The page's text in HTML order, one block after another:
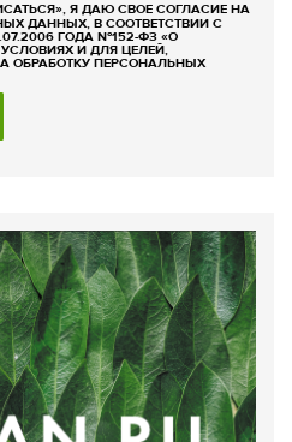
Я ДАЮ СВОЕ СОГЛАСИЕ НА
ДАННЫХ, В СООТВЕТСТВИИ С
ГОДА №152-ФЗ «О
И ДЛЯ ЦЕЛЕЙ,
ОБРАБОТКУ ПЕРСОНАЛЬНЫХ